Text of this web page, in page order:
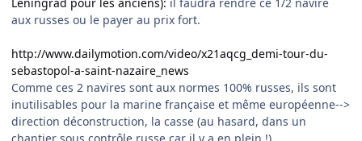
aux russes ou le payer au prix fort.
http://www.dailymotion.com/video/x21aqcg_demi-tour-du-
sebastopol-a-saint-nazaire_news
Comme ces 2 navires sont aux normes 100% russes, ils sont
inutilisables pour la marine française et même européenne-->
direction déconstruction, la casse (au hasard, dans un